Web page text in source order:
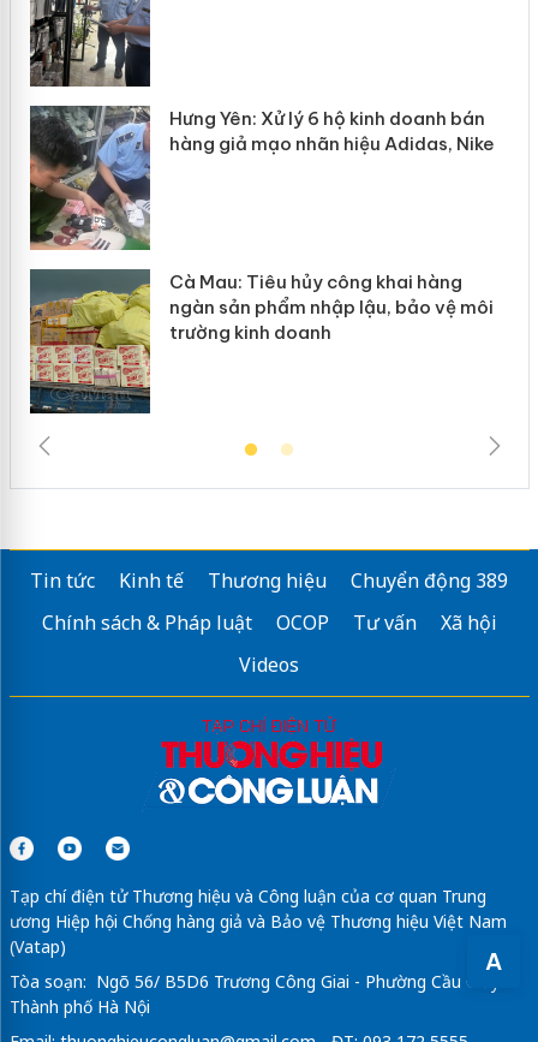
A
Hưng Yên: Xử lý 6 hộ kinh doanh bán
hàng giả mạo nhãn hiệu Adidas, Nike
Cà Mau: Tiêu hủy công khai hàng
ngàn sản phẩm nhập lậu, bảo vệ môi
trường kinh doanh
Tin tức Kinh tế Thương hiệu
Chuyển động 389
Chính sách & Pháp luật
OCOP Tư vấn
Xã hội
Videos
Tạp chí điện tử Thương hiệu và Công luận của cơ quan Trung
ương Hiệp hội Chống hàng giả và Bảo vệ Thương hiệu Việt Nam
(Vatap)
Tòa soạn: Ngõ 56/ B5D6 Trương Công Giai - Phường Cầu Giấy -
Thành phố Hà Nội